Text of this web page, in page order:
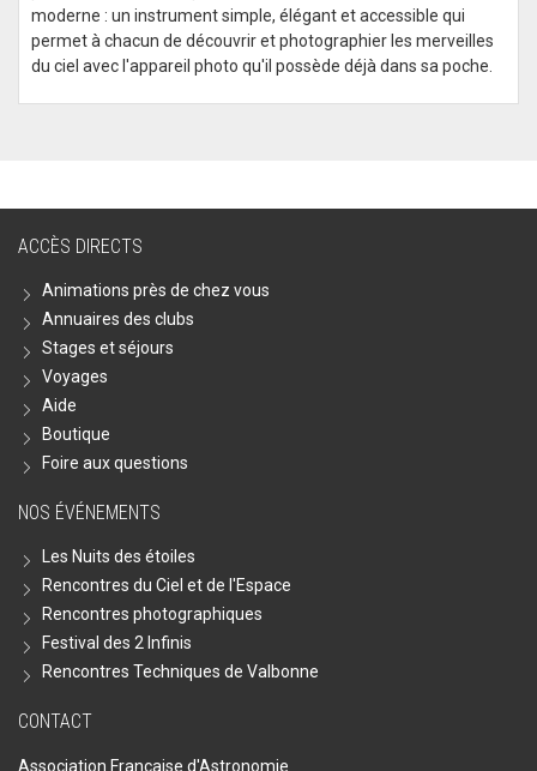
moderne : un instrument simple, élégant et accessible qui
permet à chacun de découvrir et photographier les merveilles
du ciel avec l'appareil photo qu'il possède déjà dans sa poche.
ACCÈS DIRECTS
Animations près de chez vous
Annuaires des clubs
Stages et séjours
Voyages
Aide
Boutique
Foire aux questions
NOS ÉVÉNEMENTS
Les Nuits des étoiles
Rencontres du Ciel et de l'Espace
Rencontres photographiques
Festival des 2 Infinis
Rencontres Techniques de Valbonne
CONTACT
Association Française d'Astronomie